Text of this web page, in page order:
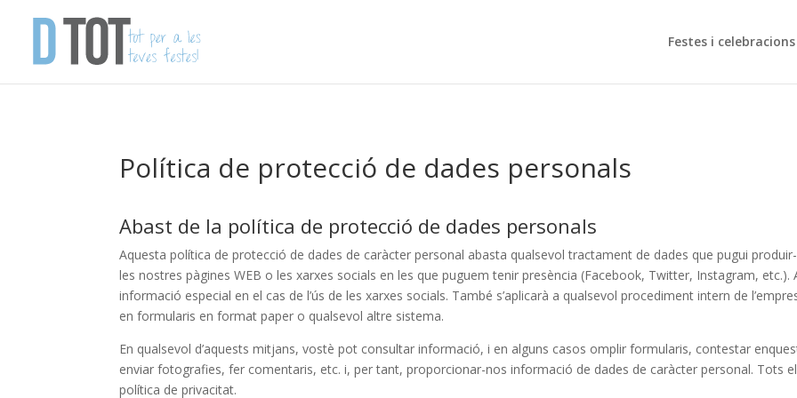
Festes i celebracions
Política de protecció de dades personals
Abast de la política de protecció de dades personals
Aquesta política de protecció de dades de caràcter personal abasta qualsevol tractament de dades que pugui
les nostres pàgines WEB o les xarxes socials en les que puguem tenir presència (Facebook, Twitter, Instagram, etc.).
informació especial en el cas de l’ús de les xarxes socials. També s’aplicarà a qualsevol procediment intern de
en formularis en format paper o qualsevol altre sistema.
En qualsevol d’aquests mitjans, vostè pot consultar informació, i en alguns casos omplir formularis, contestar
enviar fotografies, fer comentaris, etc. i, per tant, proporcionar-nos informació de dades de caràcter personal. Tots
política de privacitat.